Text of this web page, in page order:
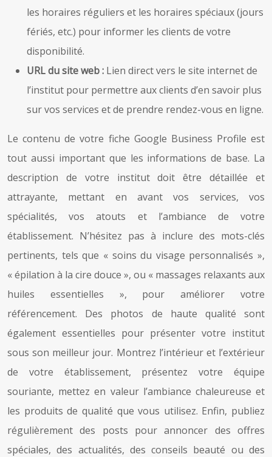
les horaires réguliers et les horaires spéciaux (jours
fériés, etc.) pour informer les clients de votre
disponibilité.
URL du site web : Lien direct vers le site internet de
l’institut pour permettre aux clients d’en savoir plus
sur vos services et de prendre rendez-vous en ligne.
Le contenu de votre fiche Google Business Profile est
tout aussi important que les informations de base. La
description de votre institut doit être détaillée et
attrayante, mettant en avant vos services, vos
spécialités, vos atouts et l’ambiance de votre
établissement. N’hésitez pas à inclure des mots-clés
pertinents, tels que « soins du visage personnalisés »,
« épilation à la cire douce », ou « massages relaxants aux
huiles essentielles », pour améliorer votre
référencement. Des photos de haute qualité sont
également essentielles pour présenter votre institut
sous son meilleur jour. Montrez l’intérieur et l’extérieur
de votre établissement, présentez votre équipe
souriante, mettez en valeur l’ambiance chaleureuse et
les produits de qualité que vous utilisez. Enfin, publiez
régulièrement des posts pour annoncer des offres
spéciales, des actualités, des conseils beauté ou des